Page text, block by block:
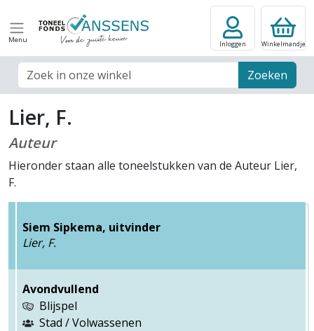
Menu
Zoek veld Zoeken
Inloggen Winkelmandje
Lier, F.
Auteur
Hieronder staan alle toneelstukken van de Auteur Lier,
F.
Siem Sipkema, uitvinder
Lier, F.
Avondvullend
Blijspel
Stad / Volwassenen